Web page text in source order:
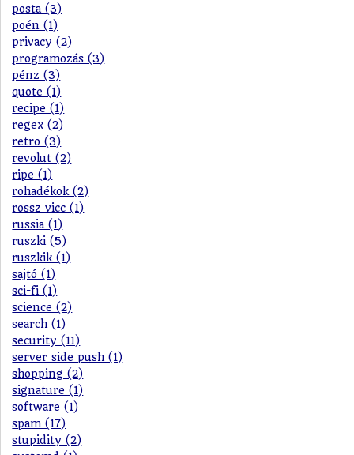
posta (3)
poén (1)
privacy (2)
programozás (3)
pénz (3)
quote (1)
recipe (1)
regex (2)
retro (3)
revolut (2)
ripe (1)
rohadékok (2)
rossz vicc (1)
russia (1)
ruszki (5)
ruszkik (1)
sajtó (1)
sci-fi (1)
science (2)
search (1)
security (11)
server side push (1)
shopping (2)
signature (1)
software (1)
spam (17)
stupidity (2)